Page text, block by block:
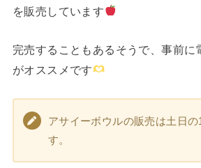
を販売しています
完売することもあるそうで、事前に
がオススメです
アサイーボウルの販売は土日
す。